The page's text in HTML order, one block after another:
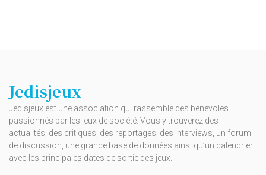
Jedisjeux
Jedisjeux est une association qui rassemble des bénévoles
passionnés par les jeux de société. Vous y trouverez des
actualités, des critiques, des reportages, des interviews, un forum
de discussion, une grande base de données ainsi qu’un calendrier
avec les principales dates de sortie des jeux.